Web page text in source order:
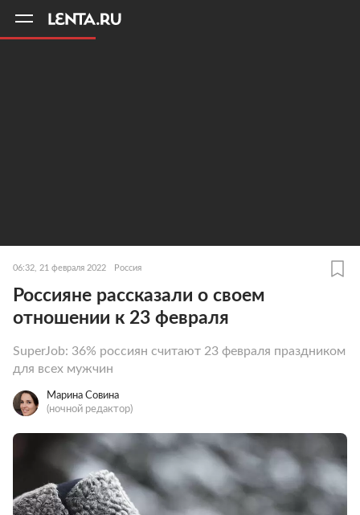
06:32, 21 февраля 2022 Россия
Россияне рассказали о своем
отношении к 23 февраля
SuperJob: 36% россиян считают 23 февраля праздником
для всех мужчин
Марина Совина
(ночной редактор)